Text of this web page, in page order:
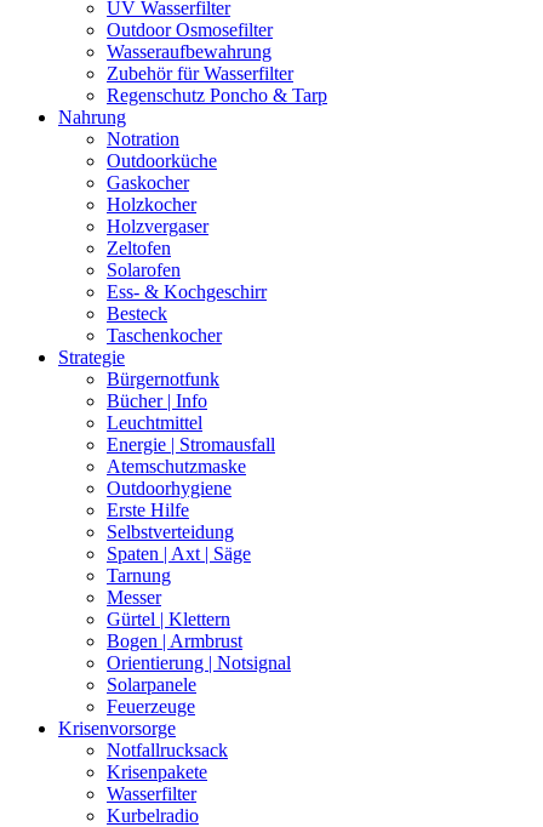
UV Wasserfilter
Outdoor Osmosefilter
Wasseraufbewahrung
Zubehör für Wasserfilter
Regenschutz Poncho & Tarp
Nahrung
Notration
Outdoorküche
Gaskocher
Holzkocher
Holzvergaser
Zeltofen
Solarofen
Ess- & Kochgeschirr
Besteck
Taschenkocher
Strategie
Bürgernotfunk
Bücher | Info
Leuchtmittel
Energie | Stromausfall
Atemschutzmaske
Outdoorhygiene
Erste Hilfe
Selbstverteidung
Spaten | Axt | Säge
Tarnung
Messer
Gürtel | Klettern
Bogen | Armbrust
Orientierung | Notsignal
Solarpanele
Feuerzeuge
Krisenvorsorge
Notfallrucksack
Krisenpakete
Wasserfilter
Kurbelradio